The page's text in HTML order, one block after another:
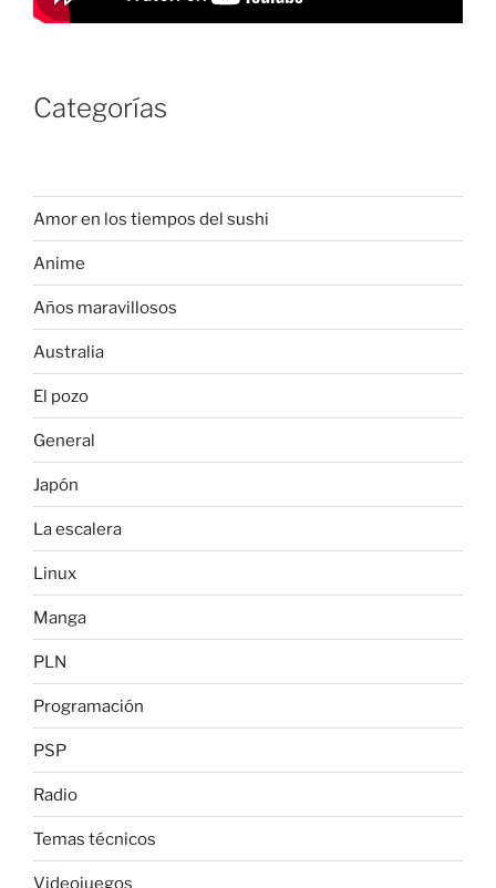
Categorías
Amor en los tiempos del sushi
Anime
Años maravillosos
Australia
El pozo
General
Japón
La escalera
Linux
Manga
PLN
Programación
PSP
Radio
Temas técnicos
Videojuegos